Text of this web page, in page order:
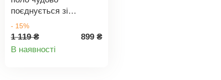
поєднується зі
спідницями, джинсами
та чінос, ідеально
підходить для різних
- 15%
1 119 ₴
899 ₴
В наявності